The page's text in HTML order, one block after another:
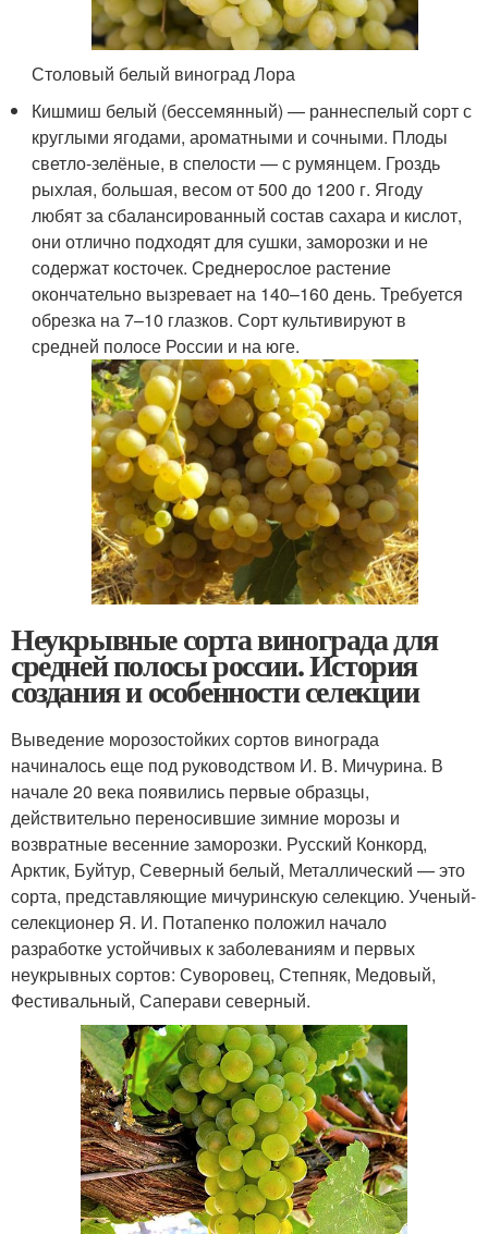
Столовый белый виноград Лора
Кишмиш белый (бессемянный) — раннеспелый сорт с
круглыми ягодами, ароматными и сочными. Плоды
светло-зелёные, в спелости — с румянцем. Гроздь
рыхлая, большая, весом от 500 до 1200 г. Ягоду
любят за сбалансированный состав сахара и кислот,
они отлично подходят для сушки, заморозки и не
содержат косточек. Среднерослое растение
окончательно вызревает на 140–160 день. Требуется
обрезка на 7–10 глазков. Сорт культивируют в
средней полосе России и на юге.
Неукрывные сорта винограда для
средней полосы россии. История
создания и особенности селекции
Выведение морозостойких сортов винограда
начиналось еще под руководством И. В. Мичурина. В
начале 20 века появились первые образцы,
действительно переносившие зимние морозы и
возвратные весенние заморозки. Русский Конкорд,
Арктик, Буйтур, Северный белый, Металлический — это
сорта, представляющие мичуринскую селекцию. Ученый-
селекционер Я. И. Потапенко положил начало
разработке устойчивых к заболеваниям и первых
неукрывных сортов: Суворовец, Степняк, Медовый,
Фестивальный, Саперави северный.